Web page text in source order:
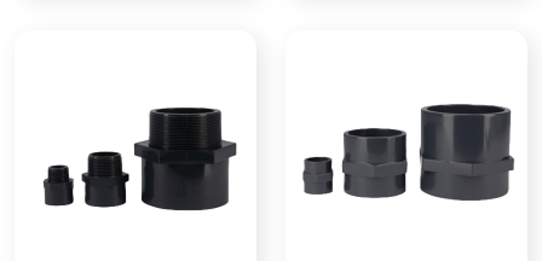
чание
ной гайкой с двух ст
орон уплотнение —
epdm максимально